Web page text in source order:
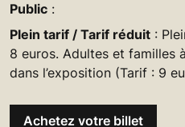
Public :
Plein tarif / Tarif réduit :
8 euros. Adultes et familles
dans l’exposition (Tarif : 9
Achetez votre billet